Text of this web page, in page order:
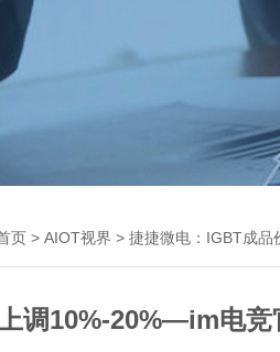
页 > AIOT视界 > 捷捷微电：IGBT成
调10%-20%—im电竞